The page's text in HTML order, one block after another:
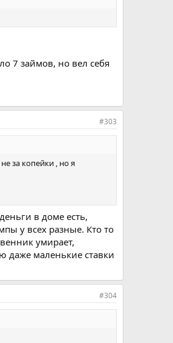
7 займов, но вел себя
#303
за копейки , но я
в доме есть,
у всех разные. Кто то
умирает,
даже маленькие ставки
#304